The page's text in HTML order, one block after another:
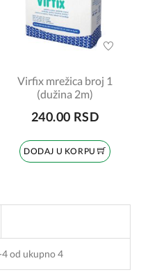
Virfix mrežica broj 1
(dužina 2m)
240.00 RSD
DODAJ U KORPU
od ukupno 4